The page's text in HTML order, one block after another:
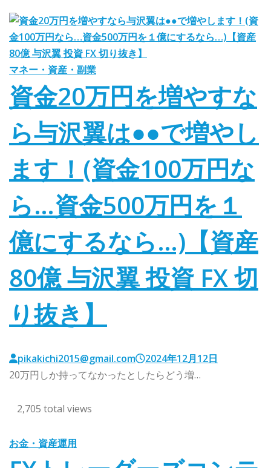
マネー・資産・副業
資金20万円を増やすな
ら与沢翼は●●で増やし
ます！(資金100万円な
ら…資金500万円を１
億にするなら…)【資産
80億 与沢翼 投資 FX 切
り抜き】
pikakichi2015@gmail.com
2024年12月12日
20万円しか持ってなかったとしたらどう増…
2,705 total views
お金・資産運用